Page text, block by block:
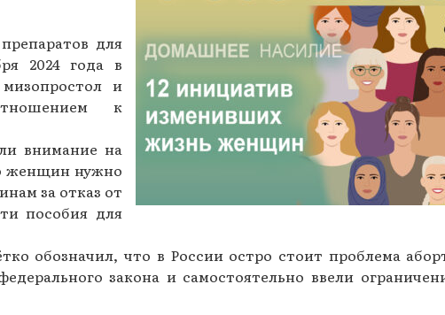
г.
г.
для
2024 года в
и
к
внимание на
женщин нужно
за отказ от
пособия для
обозначил, что в России остро стоит проблема
закона и самостоятельно ввели